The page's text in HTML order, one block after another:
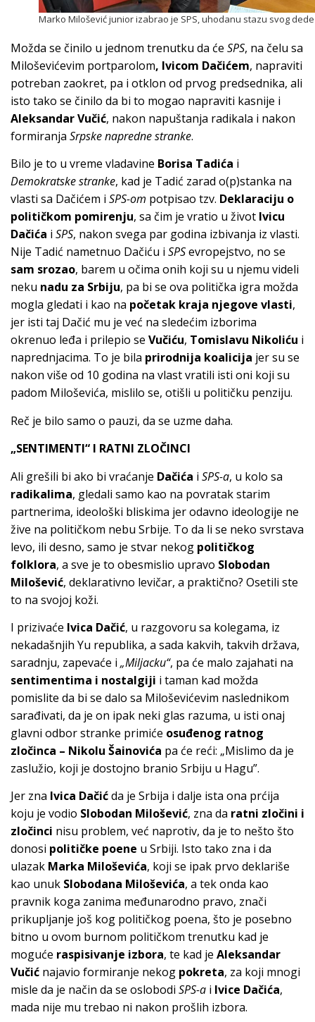
Marko Milošević junior izabrao je SPS, uhodanu stazu svog dede
Možda se činilo u jednom trenutku da će SPS, na čelu sa
Miloševićevim portparolom, Ivicom Dačićem, napraviti
potreban zaokret, pa i otklon od prvog predsednika, ali
isto tako se činilo da bi to mogao napraviti kasnije i
Aleksandar Vučić, nakon napuštanja radikala i nakon
formiranja Srpske napredne stranke.
Bilo je to u vreme vladavine Borisa Tadića i
Demokratske stranke, kad je Tadić zarad o(p)stanka na
vlasti sa Dačićem i SPS-om potpisao tzv. Deklaraciju o
političkom pomirenju, sa čim je vratio u život Ivicu
Dačića i SPS, nakon svega par godina izbivanja iz vlasti.
Nije Tadić nametnuo Dačiću i SPSevropejstvo, no se
sam srozao, barem u očima onih koji su u njemu videli
neku nadu za Srbiju, pa bi se ova politička igra možda
mogla gledati i kao na početak kraja njegove vlasti,
jer isti taj Dačić mu je već na sledećim izborima
okrenuo leđa i prilepio se Vučiću, Tomislavu Nikoliću i
naprednjacima. To je bila prirodnija koalicija jer su se
nakon više od 10 godina na vlast vratili isti oni koji su
padom Miloševića, mislilo se, otišli u političku penziju.
Reč je bilo samo o pauzi, da se uzme daha.
„SENTIMENTI“ I RATNI ZLOČINCI
Ali grešili bi ako bi vraćanje Dačića i SPS-a, u kolo sa
radikalima, gledali samo kao na povratak starim
partnerima, ideološki bliskima jer odavno ideologije ne
žive na političkom nebu Srbije. To da li se neko svrstava
levo, ili desno, samo je stvar nekog političkog
folklora, a sve je to obesmislio upravo Slobodan
Milošević, deklarativno levičar, a praktično? Osetili ste
to na svojoj koži.
I prizivaće Ivica Dačić, u razgovoru sa kolegama, iz
nekadašnjih Yu republika, a sada kakvih, takvih država,
saradnju, zapevaće i „Miljacku“, pa će malo zajahati na
sentimentima i nostalgiji i taman kad možda
pomislite da bi se dalo sa Miloševićevim naslednikom
sarađivati, da je on ipak neki glas razuma, u isti onaj
glavni odbor stranke primiće osuđenog ratnog
zločinca – Nikolu Šainovića pa će reći: „Mislimo da je
zaslužio, koji je dostojno branio Srbiju u Hagu”.
Jer zna Ivica Dačićda je Srbija i dalje ista ona prćija
koju je vodio Slobodan Milošević, zna da ratni zločini i
zločinci nisu problem, već naprotiv, da je to nešto što
donosi političke poene u Srbiji. Isto tako zna i da
ulazak Marka Miloševića, koji se ipak prvo deklariše
kao unuk Slobodana Miloševića, a tek onda kao
pravnik koga zanima međunarodno pravo, znači
prikupljanje još kog političkog poena, što je posebno
bitno u ovom burnom političkom trenutku kad je
moguće raspisivanje izbora, te kad je Aleksandar
Vučić najavio formiranje nekog pokreta, za koji mnogi
misle da je način da se oslobodi SPS-a i Ivice Dačića,
mada nije mu trebao ni nakon prošlih izbora.